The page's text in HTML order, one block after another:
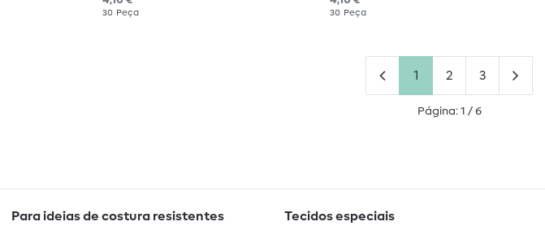
30 Peça 30 Peça
1 2 3
Página: 1 / 6
Para ideias de costura resistentes Tecidos especiais